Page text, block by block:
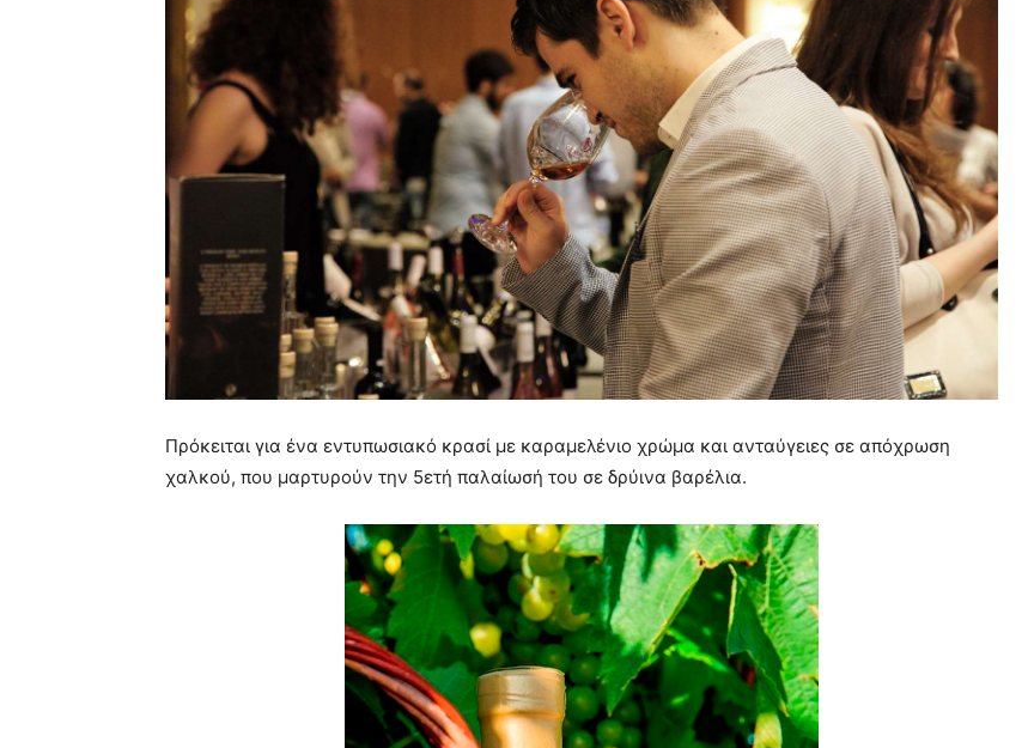
Πρόκειται για ένα εντυπωσιακό κρασί με καραμελένιο χρώμα και ανταύγειες σε απόχρωση
χαλκού, που μαρτυρούν την 5ετή παλαίωσή του σε δρύινα βαρέλια.